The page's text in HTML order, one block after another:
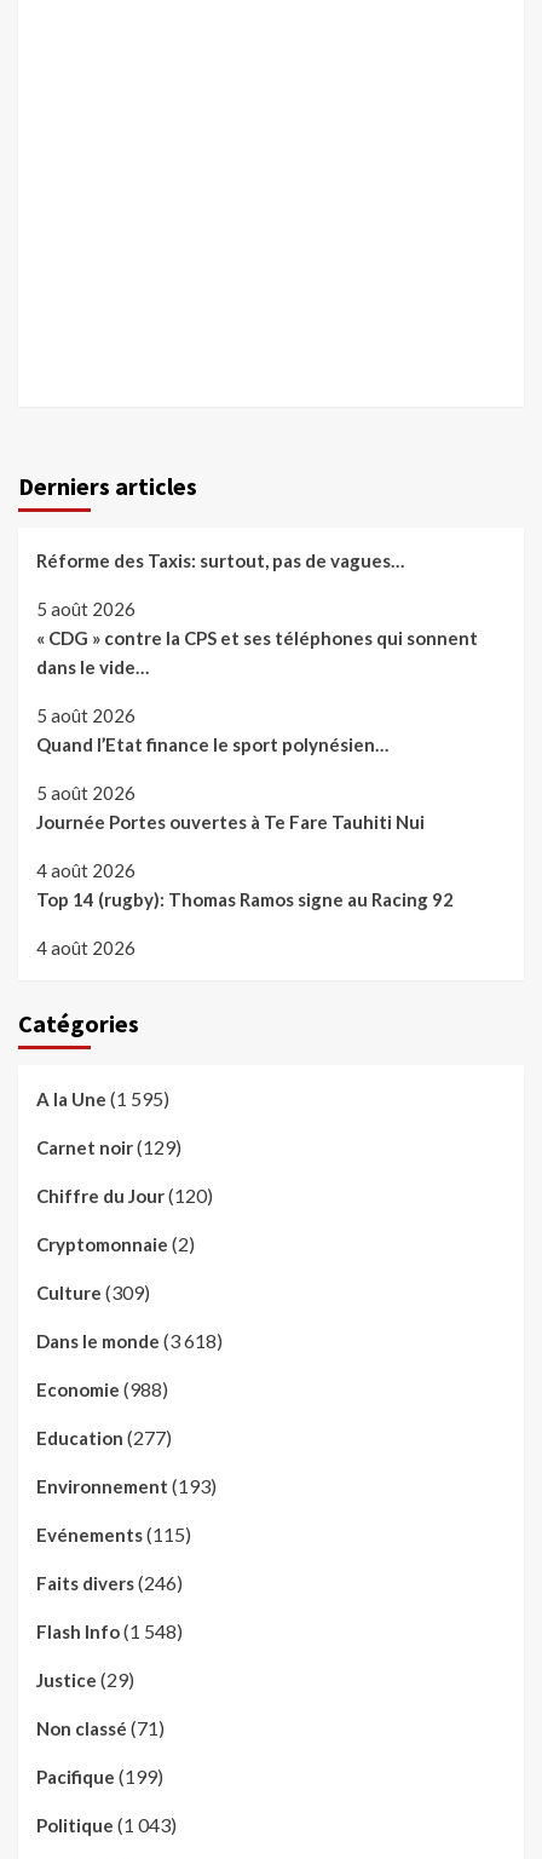
Derniers articles
Réforme des Taxis: surtout, pas de vagues…
5 août 2026
« CDG » contre la CPS et ses téléphones qui sonnent
dans le vide…
5 août 2026
Quand l’Etat finance le sport polynésien…
5 août 2026
Journée Portes ouvertes à Te Fare Tauhiti Nui
4 août 2026
Top 14 (rugby): Thomas Ramos signe au Racing 92
4 août 2026
Catégories
A la Une (1 595)
Carnet noir(129)
Chiffre du Jour(120)
Cryptomonnaie (2)
Culture (309)
Dans le monde (3 618)
Economie (988)
Education (277)
Environnement (193)
Evénements(115)
Faits divers(246)
Flash Info(1 548)
Justice (29)
Non classé (71)
Pacifique (199)
Politique (1 043)